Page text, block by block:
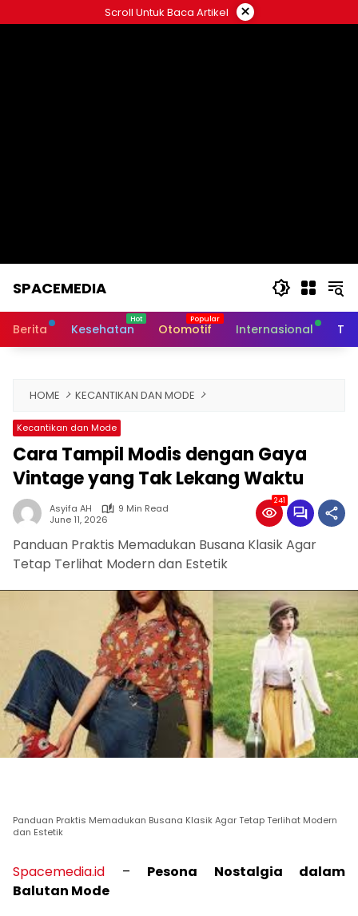
to
Scroll Untuk Baca Artikel ×
SPACEMEDIA
Berita Kesehatan Otomotif Internasional
HOME KECANTIKAN DAN MODE
Kecantikan dan Mode
Cara Tampil Modis dengan Gaya
Vintage yang Tak Lekang Waktu
Asyifa AH
9 Min Read
June 11, 2026
241
Panduan Praktis Memadukan Busana Klasik Agar
Tetap Terlihat Modern dan Estetik
Panduan Praktis Memadukan Busana Klasik Agar Tetap Terlihat Modern
dan Estetik
Spacemedia.id – Pesona Nostalgia dalam
Balutan Mode